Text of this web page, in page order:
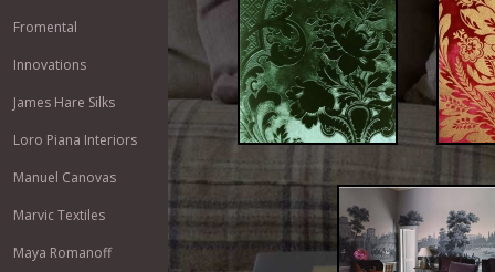
Fromental
Innovations
James Hare Silks
Loro Piana Interiors
Manuel Canovas
Marvic Textiles
Maya Romanoff